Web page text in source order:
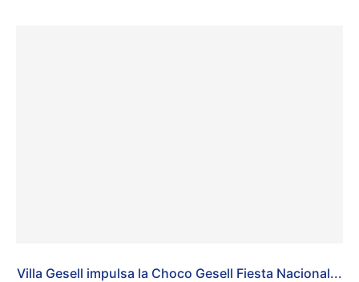
Villa Gesell impulsa la Choco Gesell Fiesta Nacional...